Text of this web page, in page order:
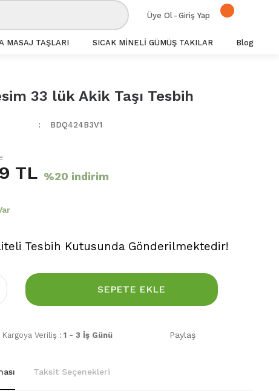
Üye Ol - Giriş Yap
MASAJ TAŞLARI SICAK MİNELİ GÜMÜŞ TAKILAR Blog
33 lük Akik Taşı Tesbih
BDQ424B3V1
TL %20 indirim
Tesbih Kutusunda Gönderilmektedir!
SEPETE EKLE
Veriliş : 1 - 3 İş Günü Paylaş
Taksit Seçenekleri